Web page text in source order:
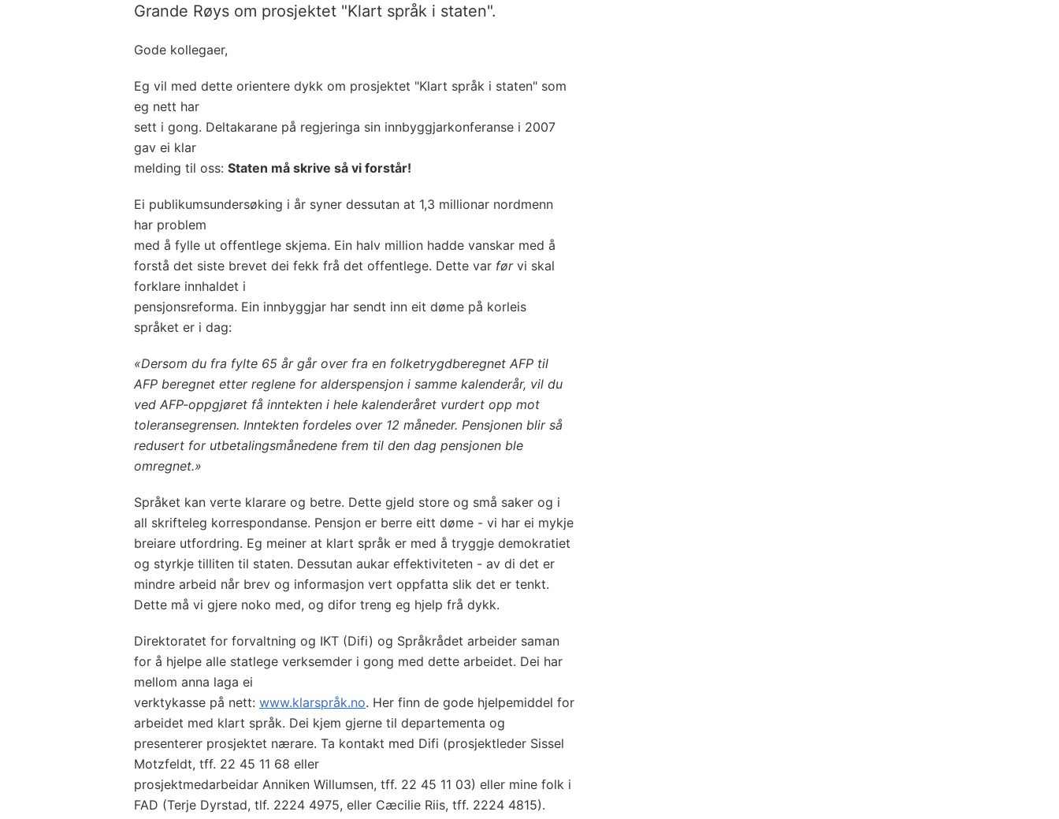
Grande Røys om prosjektet "Klart språk i staten".
Gode kollegaer,
Eg vil med dette orientere dykk om prosjektet "Klart språk i staten" som
eg nett har
sett i gong. Deltakarane på regjeringa sin innbyggjarkonferanse i 2007
gav ei klar
melding til oss: Staten må skrive så vi forstår!
Ei publikumsundersøking i år syner dessutan at 1,3 millionar nordmenn
har problem
med å fylle ut offentlege skjema. Ein halv million hadde vanskar med å
forstå det siste brevet dei fekk frå det offentlege. Dette var førvi skal
forklare innhaldet i
pensjonsreforma. Ein innbyggjar har sendt inn eit døme på korleis
språket er i dag:
«Dersom du fra fylte 65 år går over fra en folketrygdberegnet AFP til
AFP beregnet etter reglene for alderspensjon i samme kalenderår, vil du
ved AFP-oppgjøret få inntekten i hele kalenderåret vurdert opp mot
toleransegrensen. Inntekten fordeles over 12 måneder. Pensjonen blir så
redusert for utbetalingsmånedene frem til den dag pensjonen ble
omregnet.»
Språket kan verte klarare og betre. Dette gjeld store og små saker og i
all skrifteleg korrespondanse. Pensjon er berre eitt døme - vi har ei mykje
breiare utfordring. Eg meiner at klart språk er med å tryggje demokratiet
og styrkje tilliten til staten. Dessutan aukar effektiviteten - av di det er
mindre arbeid når brev og informasjon vert oppfatta slik det er tenkt.
Dette må vi gjere noko med, og difor treng eg hjelp frå dykk.
Direktoratet for forvaltning og IKT (Difi) og Språkrådet arbeider saman
for å hjelpe alle statlege verksemder i gong med dette arbeidet. Dei har
mellom anna laga ei
verktykasse på nett: www.klarspråk.no. Her finn de gode hjelpemiddel for
arbeidet med klart språk. Dei kjem gjerne til departementa og
presenterer prosjektet nærare. Ta kontakt med Difi (prosjektleder Sissel
Motzfeldt, tff. 22 45 11 68 eller
prosjektmedarbeidar Anniken Willumsen, tff. 22 45 11 03) eller mine folk i
FAD (Terje Dyrstad, tlf. 2224 4975, eller Cæcilie Riis, tff. 2224 4815).